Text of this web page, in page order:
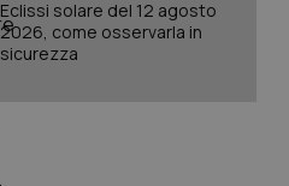
Eclissi solare del 12 agosto
2026, come osservarla in
sicurezza